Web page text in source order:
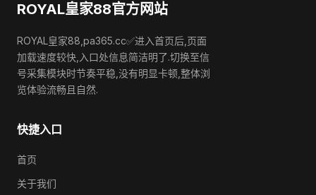
ROYAL皇家88官方网站
ROYAL皇家88,pa365.cc✅进入首页后,页面
加载速度较快,入口处信息简洁明了.切换至信
号采集模块时节奏平稳,没有明显卡顿,整体浏
览体验流畅且自然.
快捷入口
首页
关于我们